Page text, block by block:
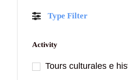
Type Filter
Activity
Tours culturales e